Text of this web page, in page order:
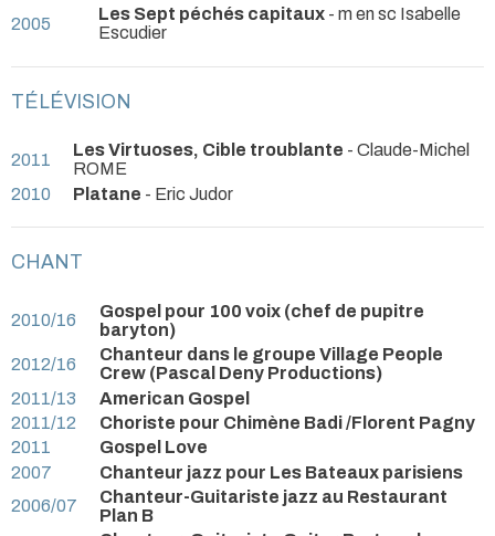
2005
Les Sept péchés capitaux - m en sc Isabelle
Escudier
TÉLÉVISION
2011 Les Virtuoses, Cible troublante - Claude-Michel
ROME
2010
Platane - Eric Judor
CHANT
2010/16
Gospel pour 100 voix (chef de pupitre
baryton)
2012/16
Chanteur dans le groupe Village People
Crew (Pascal Deny Productions)
2011/13
American Gospel
2011/12
Choriste pour Chimène Badi /Florent Pagny
2011
Gospel Love
2007
Chanteur jazz pour Les Bateaux parisiens
2006/07
Chanteur-Guitariste jazz au Restaurant
Plan B